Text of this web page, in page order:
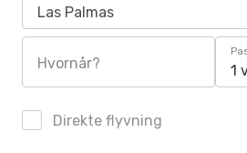
Las Palmas
Hvornår? 1
Direkte flyvning